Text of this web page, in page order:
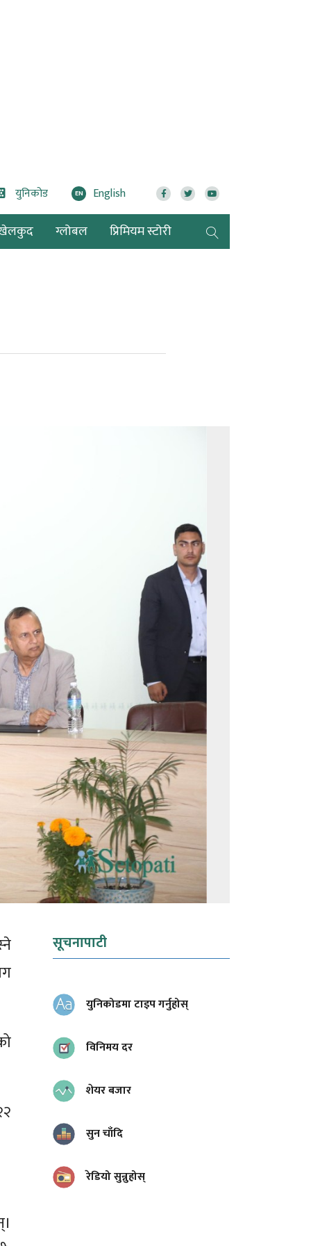
युनिकोड EN English
ग्लोबल प्रिमियम स्टोरी
सूचनापाटी
युनिकोडमा टाइप गर्नुहोस्
विनिमय दर
शेयर बजार
सुन चाँदि
रेडियो सुन्नुहोस्